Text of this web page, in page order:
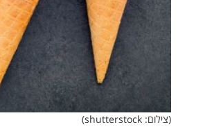
(צילום: shutterstock)